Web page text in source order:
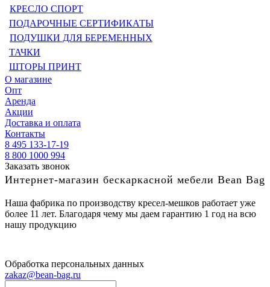
КРЕСЛО СПОРТ
ПОДАРОЧНЫЕ СЕРТИФИКАТЫ
ПОДУШКИ ДЛЯ БЕРЕМЕННЫХ
ТАЧКИ
ШТОРЫ ПРИНТ
О магазине
Опт
Аренда
Акции
Доставка и оплата
Контакты
8 495 133-17-19
8 800 1000 994
Заказать звонок
Интернет-магазин бескаркасной мебели Bean Bag
Наша фабрика по производству кресел-мешков работает уже
более 11 лет. Благодаря чему мы даем гарантию 1 год на всю
нашу продукцию
Обработка персональных данных
zakaz@bean-bag.ru